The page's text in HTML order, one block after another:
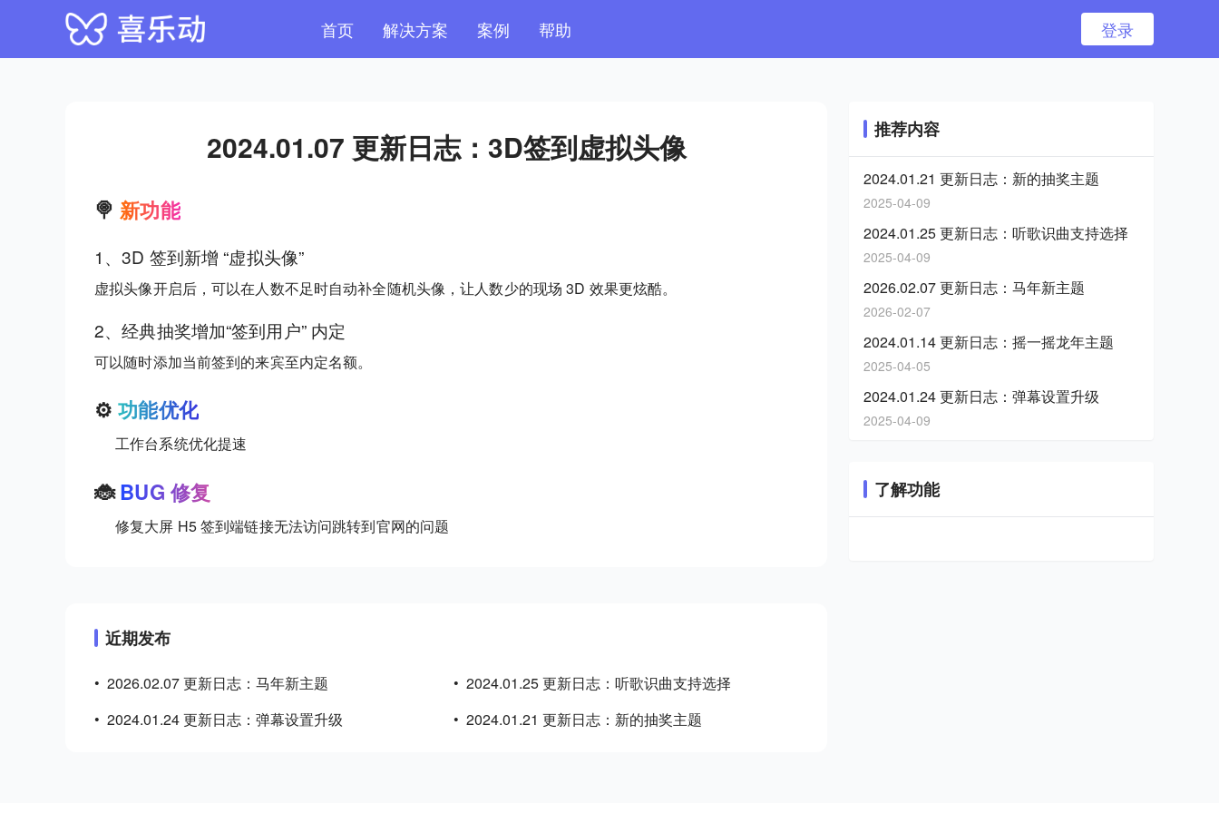
首页 解决方案 案例 帮助 登录
2024.01.07 更新日志：3D签到虚拟头像
🍭 新功能
1、3D 签到新增 “虚拟头像”
虚拟头像开启后，可以在人数不足时自动补全随机头像，让人数少的现场 3D 效果更炫酷。
2、经典抽奖增加“签到用户” 内定
可以随时添加当前签到的来宾至内定名额。
⚙️ 功能优化
工作台系统优化提速
🐞 BUG 修复
修复大屏 H5 签到端链接无法访问跳转到官网的问题
近期发布
• 2026.02.07 更新日志：马年新主题 • 2024.01.25 更新日志：听歌识曲支持选择
• 2024.01.24 更新日志：弹幕设置升级 • 2024.01.21 更新日志：新的抽奖主题
推荐内容
2024.01.21 更新日志：新的抽奖主题
2025-04-09
2024.01.25 更新日志：听歌识曲支持选择
2025-04-09
2026.02.07 更新日志：马年新主题
2026-02-07
2024.01.14 更新日志：摇一摇龙年主题
2025-04-05
2024.01.24 更新日志：弹幕设置升级
2025-04-09
了解功能